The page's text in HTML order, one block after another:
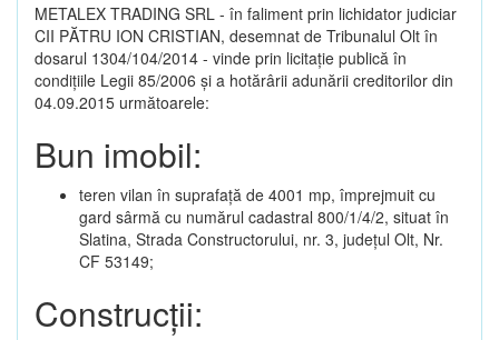
METALEX TRADING SRL - în faliment prin lichidator judiciar
CII PĂTRU ION CRISTIAN, desemnat de Tribunalul Olt în
dosarul 1304/104/2014 - vinde prin licitație publică în
condițiile Legii 85/2006 și a hotărârii adunării creditorilor din
04.09.2015 următoarele:
Bun imobil:
teren vilan în suprafață de 4001 mp, împrejmuit cu
gard sârmă cu numărul cadastral 800/1/4/2, situat în
Slatina, Strada Constructorului, nr. 3, județul Olt, Nr.
CF 53149;
Construcții: